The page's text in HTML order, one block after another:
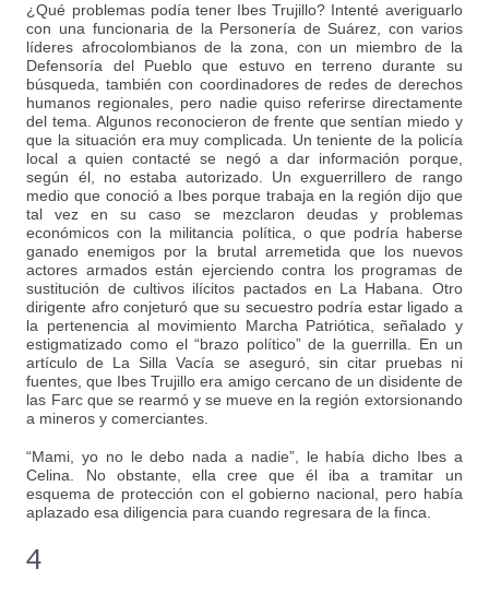
¿Qué problemas podía tener Ibes Trujillo? Intenté averiguarlo
con una funcionaria de la Personería de Suárez, con varios
líderes afrocolombianos de la zona, con un miembro de la
Defensoría del Pueblo que estuvo en terreno durante su
búsqueda, también con coordinadores de redes de derechos
humanos regionales, pero nadie quiso referirse directamente
del tema. Algunos reconocieron de frente que sentían miedo y
que la situación era muy complicada. Un teniente de la policía
local a quien contacté se negó a dar información porque,
según él, no estaba autorizado. Un exguerrillero de rango
medio que conoció a Ibes porque trabaja en la región dijo que
tal vez en su caso se mezclaron deudas y problemas
económicos con la militancia política, o que podría haberse
ganado enemigos por la brutal arremetida que los nuevos
actores armados están ejerciendo contra los programas de
sustitución de cultivos ilícitos pactados en La Habana. Otro
dirigente afro conjeturó que su secuestro podría estar ligado a
la pertenencia al movimiento Marcha Patriótica, señalado y
estigmatizado como el “brazo político” de la guerrilla. En un
artículo de La Silla Vacía se aseguró, sin citar pruebas ni
fuentes, que Ibes Trujillo era amigo cercano de un disidente de
las Farc que se rearmó y se mueve en la región extorsionando
a mineros y comerciantes.
“Mami, yo no le debo nada a nadie”, le había dicho Ibes a
Celina. No obstante, ella cree que él iba a tramitar un
esquema de protección con el gobierno nacional, pero había
aplazado esa diligencia para cuando regresara de la finca.
4